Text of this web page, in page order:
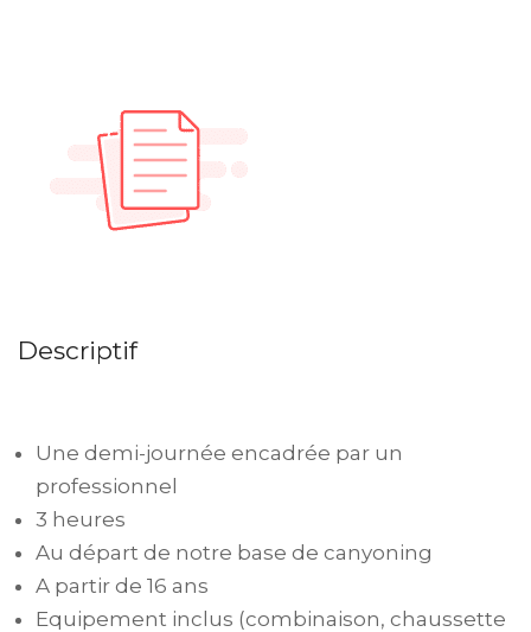
Descriptif
Une demi-journée encadrée par un
professionnel
3 heures
Au départ de notre base de canyoning
A partir de 16 ans
Equipement inclus (combinaison, chaussette